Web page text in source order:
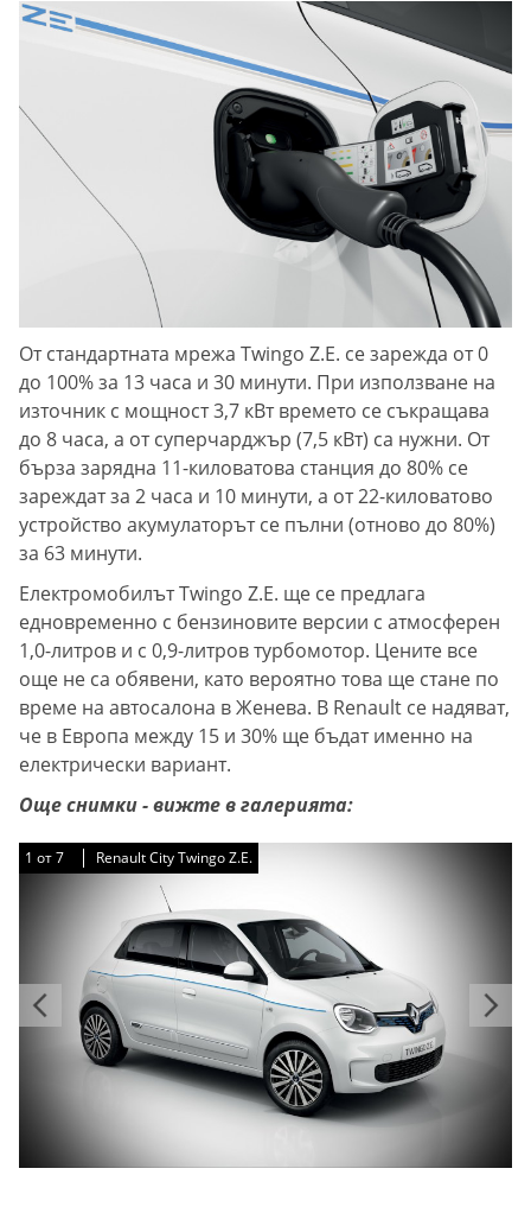
От стандартната мрежа Twingo Z.E. се зарежда от 0
до 100% за 13 часа и 30 минути. При използване на
източник с мощност 3,7 кВт времето се съкращава
до 8 часа, а от суперчарджър (7,5 кВт) са нужни. От
бърза зарядна 11-киловатова станция до 80% се
зареждат за 2 часа и 10 минути, а от 22-киловатово
устройство акумулаторът се пълни (отново до 80%)
за 63 минути.
Електромобилът Twingo Z.E. ще се предлага
едновременно с бензиновите версии с атмосферен
1,0-литров и с 0,9-литров турбомотор. Цените все
още не са обявени, като вероятно това ще стане по
време на автосалона в Женева. В Renault се надяват,
че в Европа между 15 и 30% ще бъдат именно на
електрически вариант.
Още снимки - вижте в галерията:
1 от7 Renault City Twingo Z.E.
1 от7 Renault City Twingo Z.E.
1 от7 Renault City Twingo Z.E.
1 от7 Renault City Twingo Z.E.
1 от7 Renault City Twingo Z.E.
1 от7 Renault City Twingo Z.E.
1 от7 Renault City Twingo Z.E.